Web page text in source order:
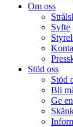
Om oss
Syfte
Stöd oss
Stöd
Bli
Ge